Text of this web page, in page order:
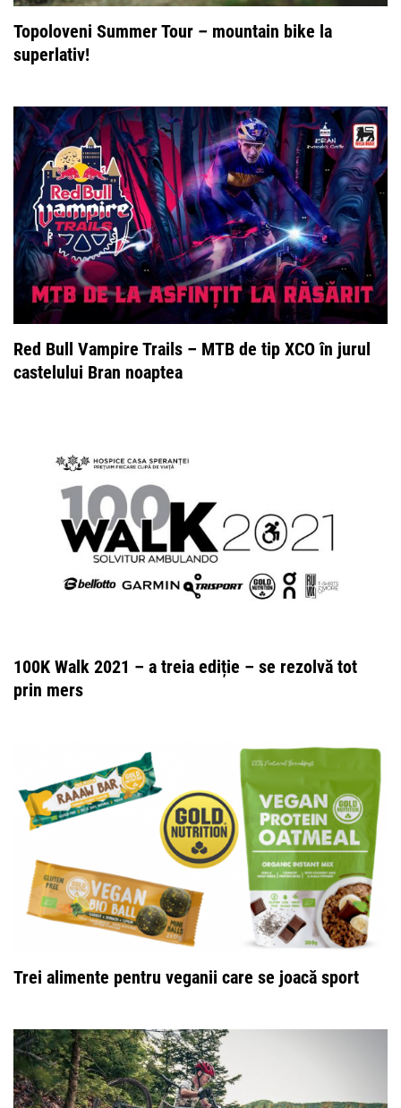
Topoloveni Summer Tour – mountain bike la
superlativ!
Red Bull Vampire Trails – MTB de tip XCO în jurul
castelului Bran noaptea
100K Walk 2021 – a treia ediție – se rezolvă tot
prin mers
Trei alimente pentru veganii care se joacă sport